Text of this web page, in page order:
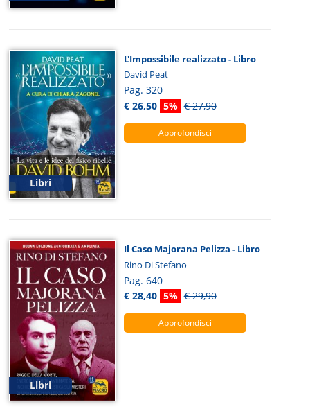
Libri
L'Impossibile realizzato - Libro
David Peat
Pag. 320
€ 26,50 5% € 27,90
Approfondisci
Libri
Il Caso Majorana Pelizza - Libro
Rino Di Stefano
Pag. 640
€ 28,40 5% € 29,90
Approfondisci